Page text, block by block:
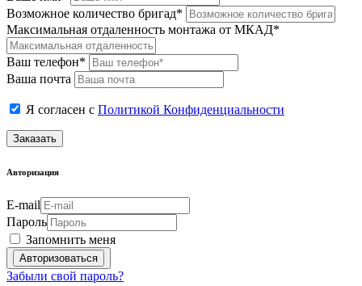
Возможное количество бригад*
Максимальная отдаленность монтажа от МКАД*
Ваш телефон*
Ваша почта
Я согласен с Политикой Конфиденциальности
Заказать
Авторизация
E-mail
Пароль
Запомнить меня
Забыли свой пароль?